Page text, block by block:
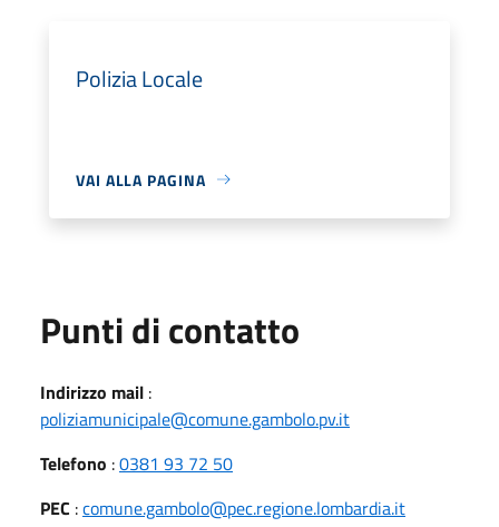
Polizia Locale
VAI ALLA PAGINA
Punti di contatto
Indirizzo mail :
poliziamunicipale@comune.gambolo.pv.it
Telefono :0381 93 72 50
PEC :comune.gambolo@pec.regione.lombardia.it